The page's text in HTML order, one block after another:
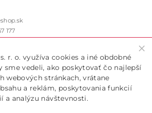
177
r. o. využíva cookies a iné obdobné
sme vedeli, ako poskytovať čo najlepší
webových stránkach, vrátane
a reklám, poskytovania funkcií
a analýzu návštevnosti.